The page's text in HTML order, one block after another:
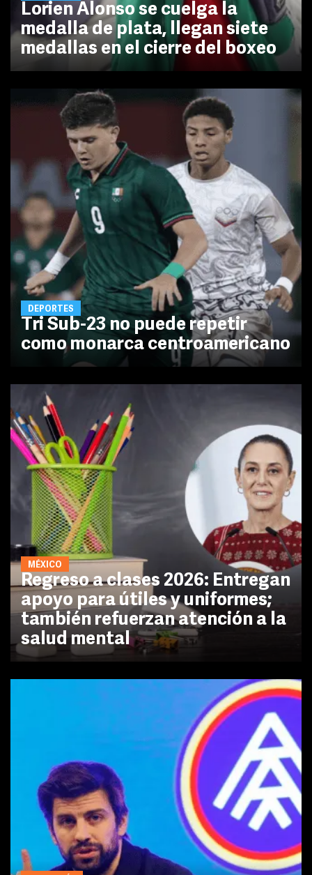
Lorien Alonso se cuelga la
medalla de plata, llegan siete
medallas en el cierre del boxeo
DEPORTES
Tri Sub-23 no puede repetir
como monarca centroamericano
MÉXICO
Regreso a clases 2026: Entregan
apoyo para útiles y uniformes;
también refuerzan atención a la
salud mental